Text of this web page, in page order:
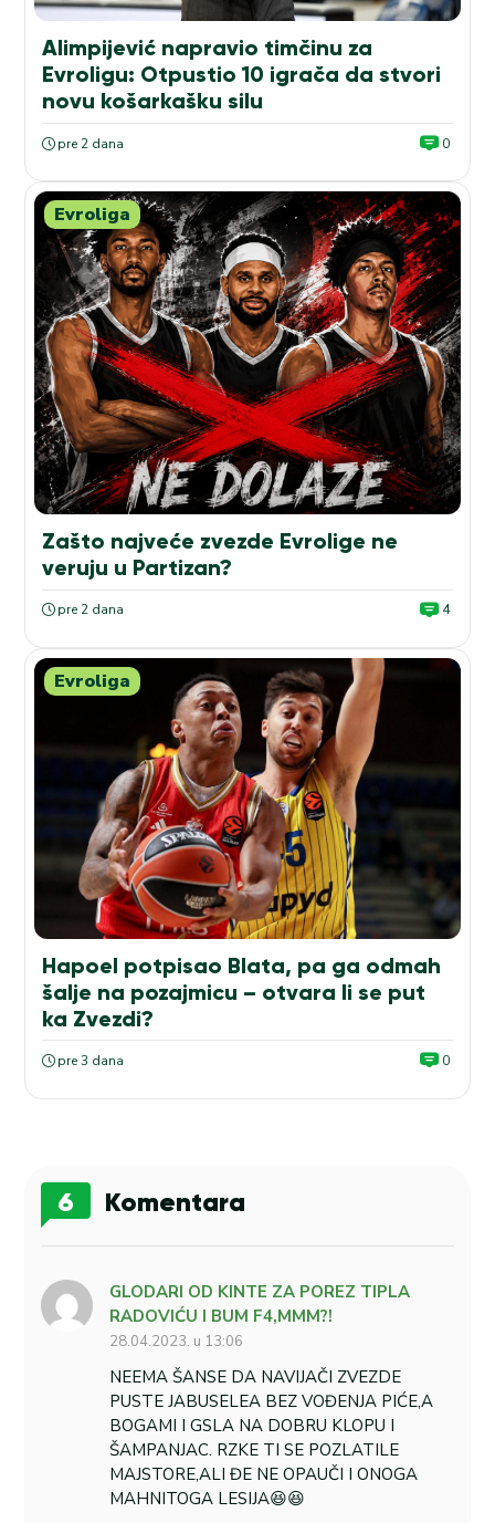
Alimpijević napravio timčinu za
Evroligu: Otpustio 10 igrača da stvori
novu košarkašku silu
pre 2 dana 0
Evroliga
Zašto najveće zvezde Evrolige ne
veruju u Partizan?
pre 2 dana 4
Evroliga
Hapoel potpisao Blata, pa ga odmah
šalje na pozajmicu – otvara li se put
ka Zvezdi?
pre 3 dana 0
6 Komentara
GLODARI OD KINTE ZA POREZ TIPLA
RADOVIĆU I BUM F4,MMM?!
28.04.2023. u 13:06
NEEMA ŠANSE DA NAVIJAČI ZVEZDE
PUSTE JABUSELEA BEZ VOĐENJA PIĆE,A
BOGAMI I GSLA NA DOBRU KLOPU I
ŠAMPANJAC. RZKE TI SE POZLATILE
MAJSTORE,ALI ĐE NE OPAUČI I ONOGA
MAHNITOGA LESIJA😆😆